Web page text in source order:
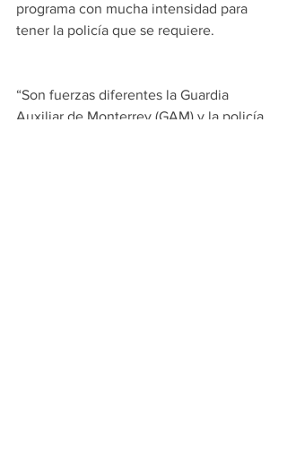
programa con mucha intensidad para
tener la policía que se requiere.
“Son fuerzas diferentes la Guardia
Auxiliar de Monterrey (GAM) y la policía,